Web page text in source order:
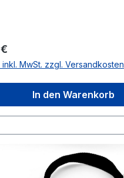
Preis:
MwSt. zzgl. Versandkosten
In den Warenkorb